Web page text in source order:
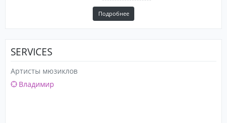
Подробнее
SERVICES
Артисты мюзиклов
Владимир